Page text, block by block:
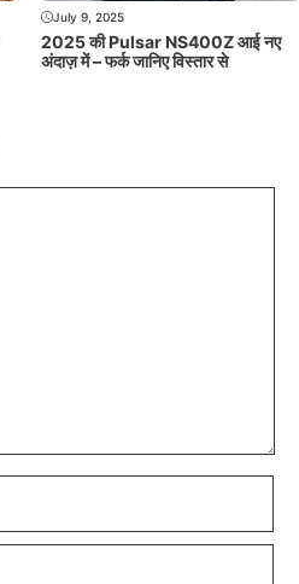
July 9, 2025
2025 की Pulsar NS400Z आई नए
अंदाज़ में – फर्क जानिए विस्तार से